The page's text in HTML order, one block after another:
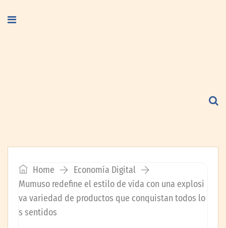
Home
Economía Digital
Mumuso redefine el estilo de vida con una explosi
va variedad de productos que conquistan todos lo
s sentidos